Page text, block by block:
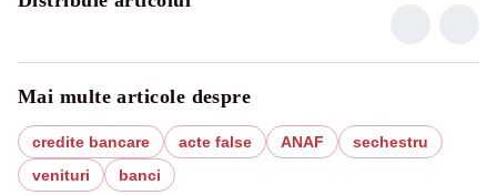
Mai multe articole despre
credite bancare acte false ANAF
sechestru
venituri
banci